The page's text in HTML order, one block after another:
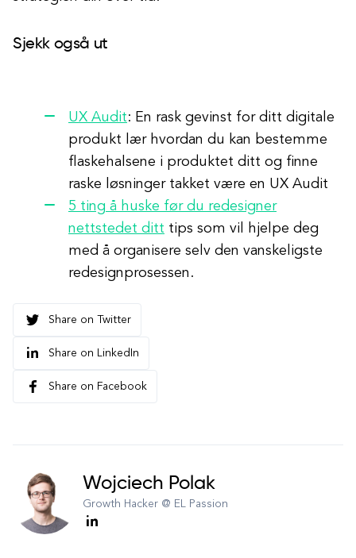
Sjekk også ut
UX Audit: En rask gevinst for ditt digitale
produkt lær hvordan du kan bestemme
flaskehalsene i produktet ditt og finne
raske løsninger takket være en UX Audit
5 ting å huske før du redesigner
nettstedet ditt tips som vil hjelpe deg
med å organisere selv den vanskeligste
redesignprosessen.
Share on Twitter
Share on LinkedIn
Share on Facebook
Wojciech Polak
Growth Hacker @ EL Passion